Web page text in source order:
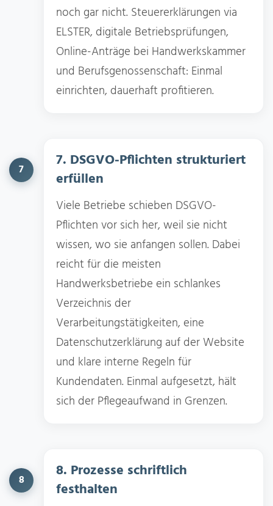
noch gar nicht. Steuererklärungen via
ELSTER, digitale Betriebsprüfungen,
Online-Anträge bei Handwerkskammer
und Berufsgenossenschaft: Einmal
einrichten, dauerhaft profitieren.
7
7. DSGVO-Pflichten strukturiert
erfüllen
Viele Betriebe schieben DSGVO-
Pflichten vor sich her, weil sie nicht
wissen, wo sie anfangen sollen. Dabei
reicht für die meisten
Handwerksbetriebe ein schlankes
Verzeichnis der
Verarbeitungstätigkeiten, eine
Datenschutzerklärung auf der Website
und klare interne Regeln für
Kundendaten. Einmal aufgesetzt, hält
sich der Pflegeaufwand in Grenzen.
8
8. Prozesse schriftlich
festhalten